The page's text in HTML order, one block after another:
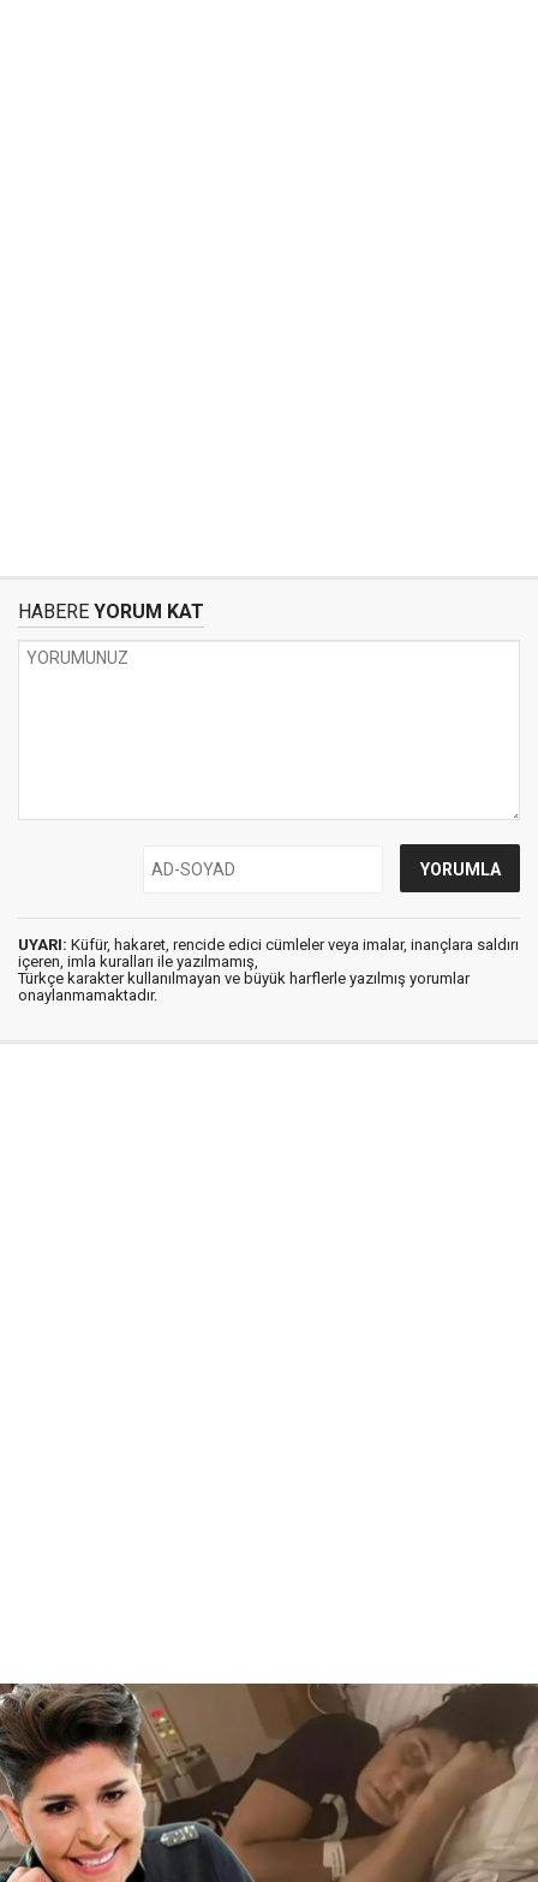
HABERE YORUM KAT
UYARI: Küfür, hakaret, rencide edici cümleler veya imalar, inançlara saldırı
içeren, imla kuralları ile yazılmamış,
Türkçe karakter kullanılmayan ve büyük harflerle yazılmış yorumlar
onaylanmamaktadır.